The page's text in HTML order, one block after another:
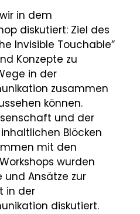
in dem
diskutiert: Ziel des
Invisible Touchable”
Konzepte zu
in der
zusammen
können.
und der
Blöcken
mit den
wurden
und Ansätze zur
in der
diskutiert.